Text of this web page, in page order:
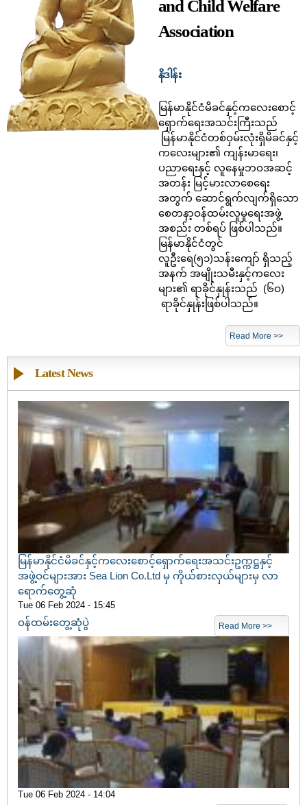
and Child Welfare
Association
နိဒါန်း
မြန်မာနိုင်ငံမိခင်နှင့်ကလေးစောင့်
ရှောက်ရေးအသင်းကြီးသည်
မြန်မာနိုင်ငံတစ်ဝှမ်းလုံးရှိမိခင်နှင့်
ကလေးများ၏ ကျန်းမာရေး၊
ပညာရေးနှင့် လူနေမှုဘဝအဆင့်
အတန်း မြင့်မားလာစေရေး
အတွက် ဆောင်ရွက်လျက်ရှိသော
စေတနာ့ဝန်ထမ်းလူမှုရေးအဖွဲ့
အစည်း တစ်ရပ် ဖြစ်ပါသည်။
မြန်မာနိုင်ငံတွင်
လူဦးရေ(၅၁)သန်းကျော် ရှိသည့်
အနက် အမျိုးသမီးနှင့်ကလေး
များ၏ ရာခိုင်နှုန်းသည် (၆ဝ)
ရာခိုင်နှုန်းဖြစ်ပါသည်။
Read More >>
Latest News
မြန်မာနိုင်ငံမိခင်နှင့်ကလေးစောင့်ရှောက်ရေးအသင်းဥက္ကဋ္ဌနှင့်
အဖွဲ့ဝင်များအား Sea Lion Co.Ltd မှ ကိုယ်စားလှယ်များမှ လာ
ရောက်တွေ့ဆုံ
Tue 06 Feb 2024 - 15:45
Read More >>
ဝန်ထမ်းတွေ့ဆုံပွဲ
Tue 06 Feb 2024 - 14:04